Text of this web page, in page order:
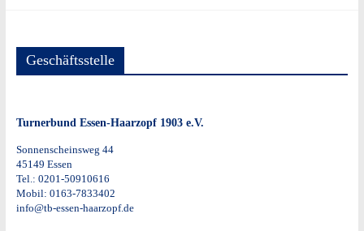
Geschäftsstelle
Turnerbund Essen-Haarzopf 1903 e.V.
Sonnenscheinsweg 44
45149 Essen
Tel.: 0201-50910616
Mobil: 0163-7833402
info@tb-essen-haarzopf.de